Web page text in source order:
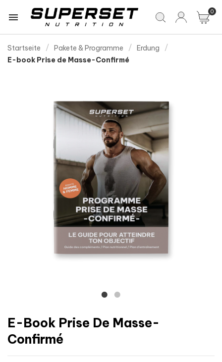
 0
Startseite Pakete & Programme
Erdung
E-book Prise de Masse-Confirmé
E-Book Prise De Masse-
Confirmé